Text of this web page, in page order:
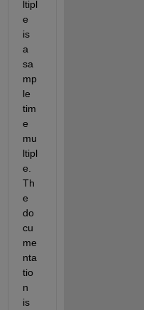
ltipl
e
is
a
sa
mp
le
tim
e
mu
ltipl
e.
Th
e
do
cu
me
nta
tio
n
is